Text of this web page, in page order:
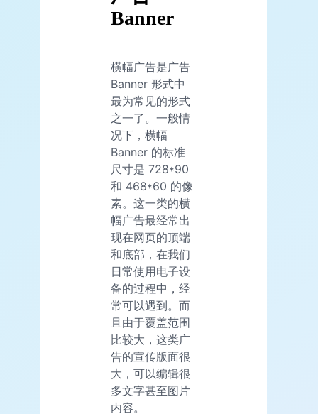
Banner
横幅广告是广告
Banner 形式中
最为常见的形式
之一了。一般情
况下，横幅
Banner 的标准
尺寸是 728*90
和 468*60 的像
素。这一类的横
幅广告最经常出
现在网页的顶端
和底部，在我们
日常使用电子设
备的过程中，经
常可以遇到。而
且由于覆盖范围
比较大，这类广
告的宣传版面很
大，可以编辑很
多文字甚至图片
内容。